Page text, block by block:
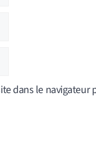
dans le navigateur